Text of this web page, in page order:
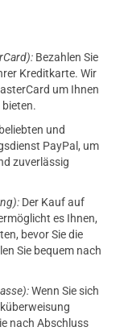
Bezahlen Sie
Kreditkarte. Wir
um Ihnen
und
PayPal, um
zuverlässig
Der Kauf auf
es Ihnen,
bevor Sie die
Sie bequem nach
Wenn Sie sich
nach Abschluss